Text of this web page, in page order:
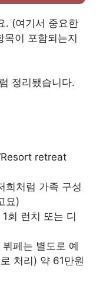
. (여기서 중요한
목이 포함되는지
정리됐습니다.
retreat
희처럼 가족 구성
요)
회 런치 또는 디
페는 별도로 예
처리) 약 61만원